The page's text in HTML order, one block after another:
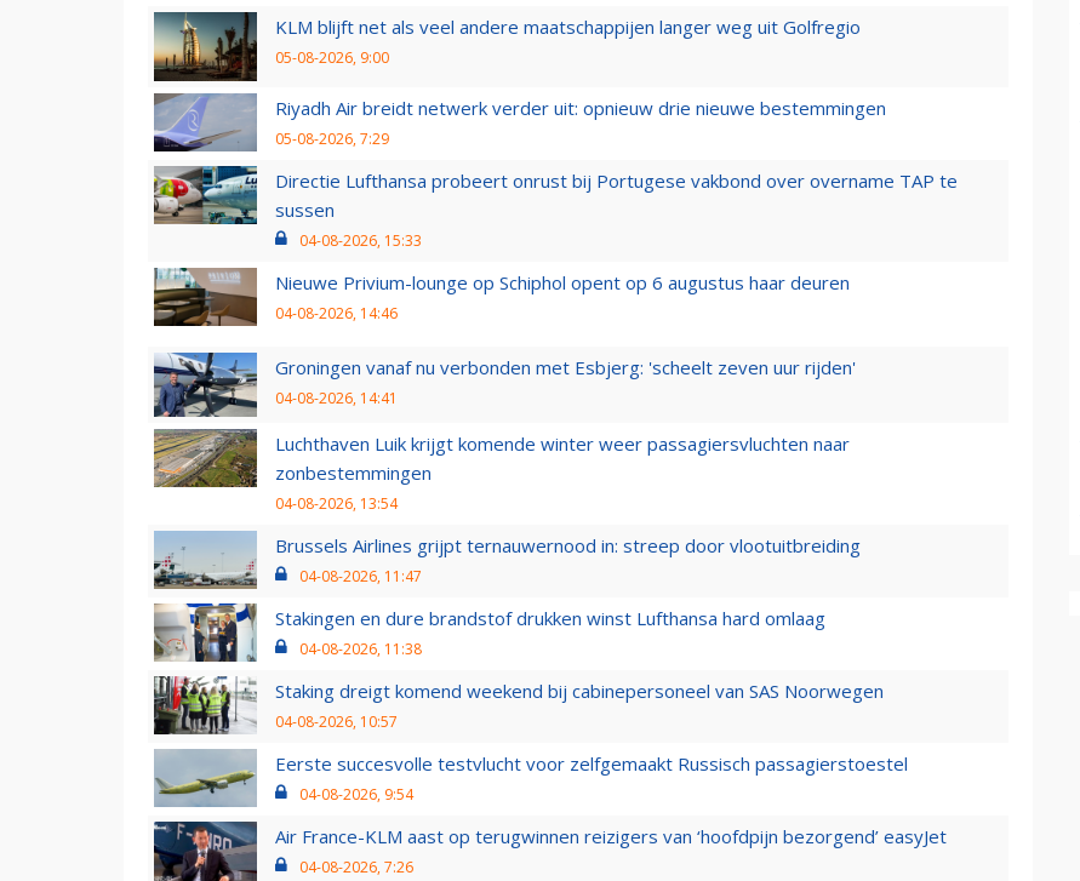
KLM blijft net als veel andere maatschappijen langer weg uit Golfregio
05-08-2026, 9:00
Riyadh Air breidt netwerk verder uit: opnieuw drie nieuwe bestemmingen
05-08-2026, 7:29
Directie Lufthansa probeert onrust bij Portugese vakbond over overname TAP te
sussen
04-08-2026, 15:33
Nieuwe Privium-lounge op Schiphol opent op 6 augustus haar deuren
04-08-2026, 14:46
Groningen vanaf nu verbonden met Esbjerg: 'scheelt zeven uur rijden'
04-08-2026, 14:41
Luchthaven Luik krijgt komende winter weer passagiersvluchten naar
zonbestemmingen
04-08-2026, 13:54
Brussels Airlines grijpt ternauwernood in: streep door vlootuitbreiding
04-08-2026, 11:47
Stakingen en dure brandstof drukken winst Lufthansa hard omlaag
04-08-2026, 11:38
Staking dreigt komend weekend bij cabinepersoneel van SAS Noorwegen
04-08-2026, 10:57
Eerste succesvolle testvlucht voor zelfgemaakt Russisch passagierstoestel
04-08-2026, 9:54
Air France-KLM aast op terugwinnen reizigers van ‘hoofdpijn bezorgend’ easyJet
04-08-2026, 7:26